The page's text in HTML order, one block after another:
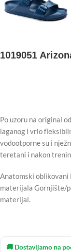
1019051
Po uzoru na original
laganog i vrlo
vodootporne su i
teretani i nakon
Anatomski oblikovani
materijala Gornjište/
materijal.
🚚 Dostavljamo na